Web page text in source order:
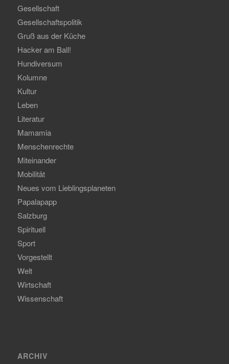
Gesellschaft
Gesellschaftspolitik
Gruß aus der Küche
Hacker am Ball!
Hundiversum
Kolumne
Kultur
Leben
Literatur
Mamamia
Menschenrechte
Miteinander
Mobilität
Neues vom Lieblingsplaneten
Papalapapp
Salzburg
Spirituell
Sport
Vorgestellt
Welt
Wirtschaft
Wissenschaft
ARCHIV